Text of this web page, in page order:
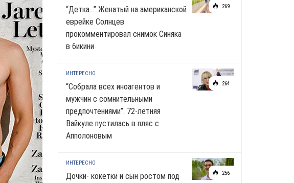
269
“Детка…” Женатый на американской
еврейке Солнцев
прокомментировал снимок Синяка
в 6икини
264
ИНТЕРЕСНО
“Собрала всех иноагентов и
мужчин с сомнительными
предпочтениями”. 72-летняя
Вайкуле пустилась в пляс с
Апполоновым
256
ИНТЕРЕСНО
Дочки- кокетки и сын ростом под